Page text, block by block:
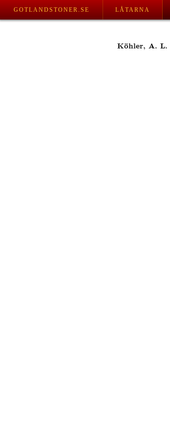
GOTLANDSTONER.SE LÅTARNA
Köhler, A. L.